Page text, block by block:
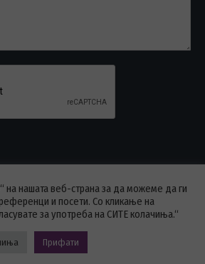
НА ПРИВАТНОСТ
на Македонија © 2026 - Сите права се
на нашата веб-страна за да можеме да ги
и посети. Со кликање на
за употреба на СИТЕ колачиња.“
Прифати